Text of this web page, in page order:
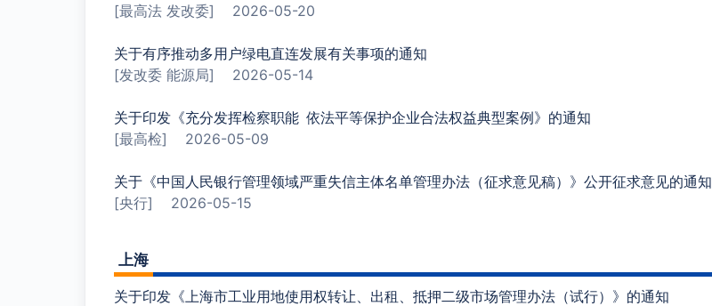
[最高法 发改委] 2026-05-20
关于有序推动多用户绿电直连发展有关事项的通知
[发改委 能源局] 2026-05-14
关于印发《充分发挥检察职能 依法平等保护企业合法权益典型案例》的通知
[最高检] 2026-05-09
关于《中国人民银行管理领域严重失信主体名单管理办法（征求意见稿）》公开征求意见的通知
[央行] 2026-05-15
上海
关于印发《上海市工业用地使用权转让、出租、抵押二级市场管理办法（试行）》的通知